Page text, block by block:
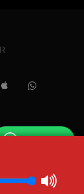
WhatsApp